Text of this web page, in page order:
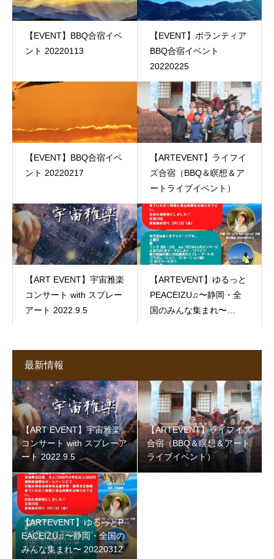
【EVENT】BBQ合宿イベ
ント 20220113
【EVENT】ボランティア
BBQ合宿イベント
20220225
【EVENT】BBQ合宿イベ
ント 20220217
【ARTEVENT】ライフイ
ズ合宿（BBQ＆瞑想＆ア
ートライブイベント）
【ART EVENT】宇宙雅楽
コンサート with スプレー
アート 2022.9.5
【ARTEVENT】ゆるっと
PEACEIZU♫〜静岡・全
国のみんな集まれ〜
最新情報
【ART EVENT】宇宙雅楽
コンサート with スプレーア
ート 2022.9.5
【ARTEVENT】ライフイズ
合宿（BBQ＆瞑想＆アート
ライブイベント）
【ARTEVENT】ゆるっとP
EACEIZU♫〜静岡・全国の
みんな集まれ〜 20220312